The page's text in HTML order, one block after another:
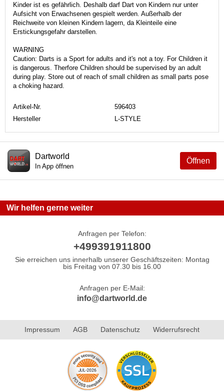
Kinder ist es gefährlich. Deshalb darf Dart von Kindern nur unter
Aufsicht von Erwachsenen gespielt werden. Außerhalb der
Reichweite von kleinen Kindern lagern, da Kleinteile eine
Erstickungsgefahr darstellen.
WARNING
Caution: Darts is a Sport for adults and it's not a toy. For Children it
is dangerous. Therfore Children should be supervised by an adult
during play. Store out of reach of small children as small parts pose
a choking hazard.
Artikel-Nr.
596403
Hersteller
L-STYLE
Öffnen
Dartworld
In App öffnen
Wir helfen gerne weiter
Anfragen per Telefon:
+499391911800
Sie erreichen uns innerhalb unserer Geschäftszeiten: Montag
bis Freitag von 07.30 bis 16.00
Anfragen per E-Mail:
info@dartworld.de
Impressum AGB Datenschutz Widerrufsrecht